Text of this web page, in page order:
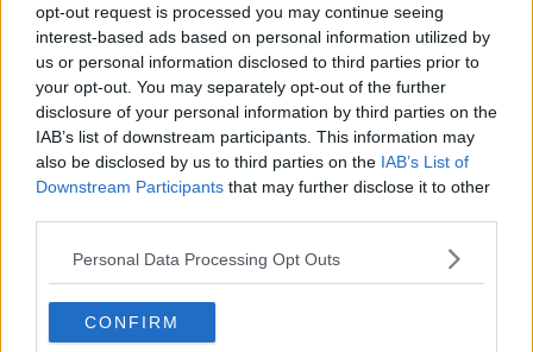
opt-out request is processed you may continue seeing
interest-based ads based on personal information utilized by
us or personal information disclosed to third parties prior to
your opt-out. You may separately opt-out of the further
disclosure of your personal information by third parties on the
IAB’s list of downstream participants. This information may
also be disclosed by us to third parties on the IAB’s List of
Downstream Participants that may further disclose it to other
Personal Data Processing Opt Outs
CONFIRM
MASSA MARITTIMA —Un ragazzino, un minorenne, è stato
soccorso in gravi condizioni ieri pomeriggio dopo un incidente
avvenuto nel circuito di mountain bike di Massa Marittima, in
località Massa Vecchia.
Il 118 della Asl Toscana sud est è stato attivato alle 16,39 ed ha
inviato sul posto via terra l'ambulanza della Pubblica Assistenza
locale, e via aria l'elicottero Pegaso 2.
(rosso) all'ospedale pediatrico Meyer di Firenze.